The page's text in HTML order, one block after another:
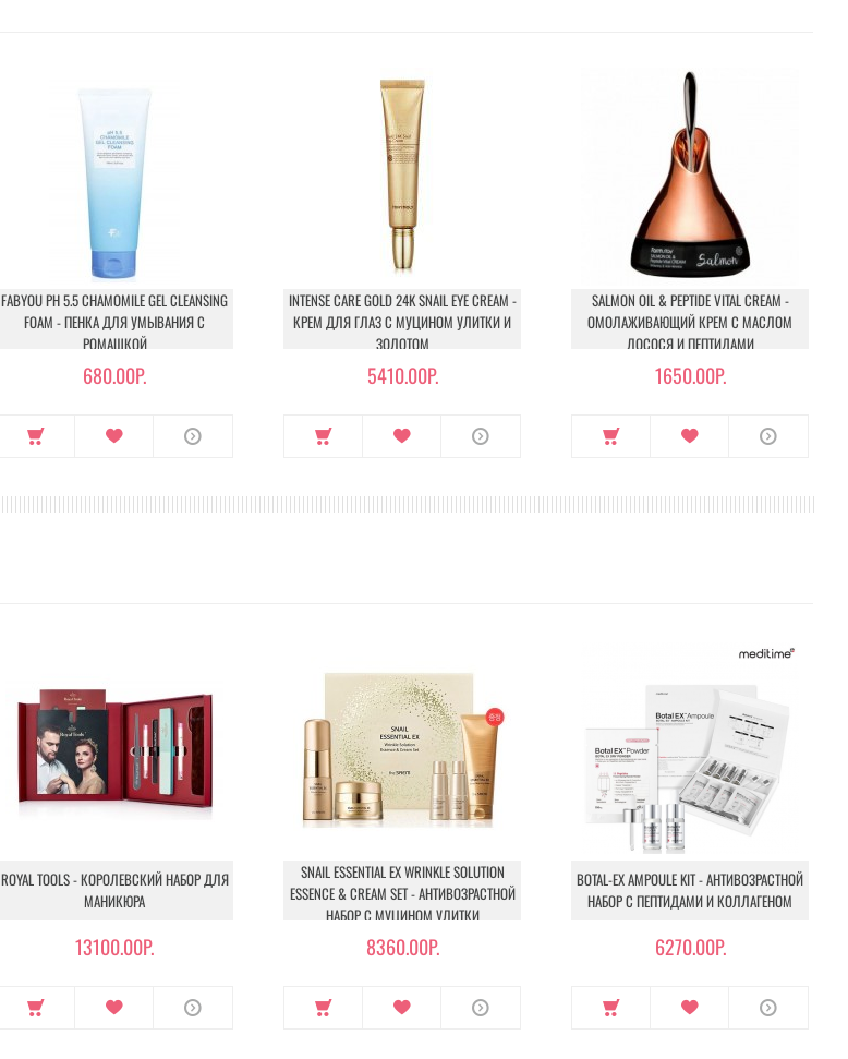
FABYOU PH 5.5 CHAMOMILE GEL CLEANSING
FOAM - ПЕНКА ДЛЯ УМЫВАНИЯ С
РОМАШКОЙ
680.00Р.
INTENSE CARE GOLD 24K SNAIL EYE CREAM -
КРЕМ ДЛЯ ГЛАЗ С МУЦИНОМ УЛИТКИ И
ЗОЛОТОМ
5410.00Р.
SALMON OIL & PEPTIDE VITAL CREAM -
ОМОЛАЖИВАЮЩИЙ КРЕМ С МАСЛОМ
ЛОСОСЯ И ПЕПТИДАМИ
1650.00Р.
ROYAL TOOLS - КОРОЛЕВСКИЙ НАБОР ДЛЯ
МАНИКЮРА
13100.00Р.
SNAIL ESSENTIAL EX WRINKLE SOLUTION
ESSENCE & CREAM SET - АНТИВОЗРАСТНОЙ
НАБОР С МУЦИНОМ УЛИТКИ
8360.00Р.
BOTAL-EX AMPOULE KIT - АНТИВОЗРАСТНОЙ
НАБОР С ПЕПТИДАМИ И КОЛЛАГЕНОМ
6270.00Р.